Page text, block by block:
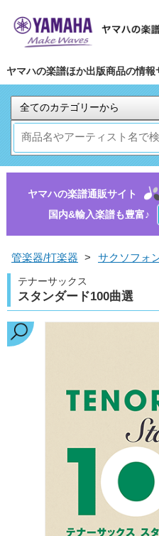
ヤマハの楽譜ほか出版商品の情報
ヤマハの楽譜通販サイト
国内&輸入楽譜も豊富♪
管楽器/打楽器 > サクソフォ
テナーサックス
スタンダード100曲選